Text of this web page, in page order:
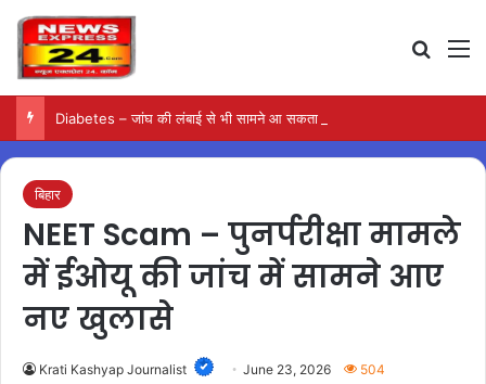
बिहार
NEET Scam – पुनर्परीक्षा मामले
में ईओयू की जांच में सामने आए
नए खुलासे
Krati Kashyap Journalist June 23, 2026 504